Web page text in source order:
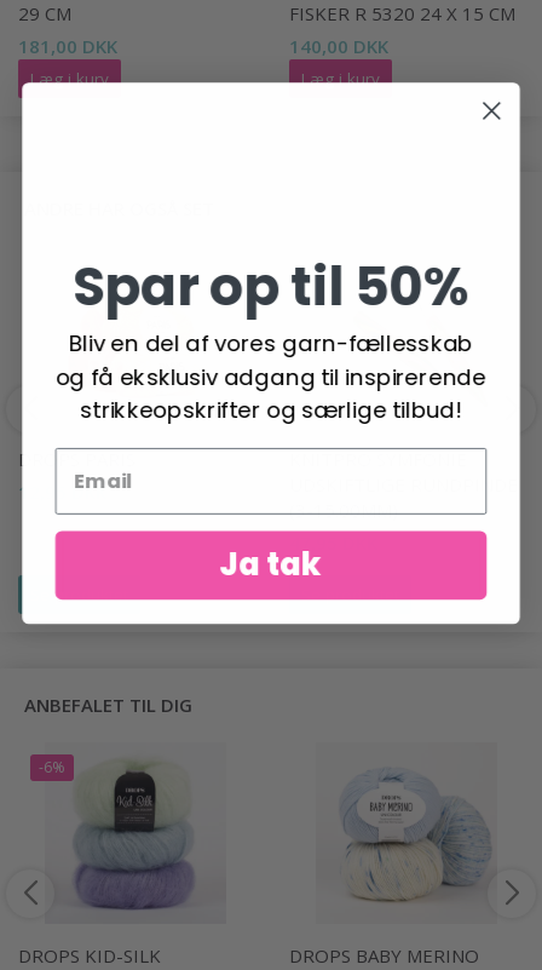
29 CM
181,00 DKK
Læg i kurv
FISKER R 5320 24 X 15 CM
140,00 DKK
Læg i kurv
DROPS PARIS
12,95 DKK
Se produktet
(3-15.00MM)
Se produktet
ANBEFALET TIL DIG
-6%
DROPS KID-SILK
DROPS BABY MERINO
Spar op til 50%
Bliv en del af vores garn-fællesskab
og få eksklusiv adgang til inspirerende
strikkeopskrifter og særlige tilbud!
Ja tak